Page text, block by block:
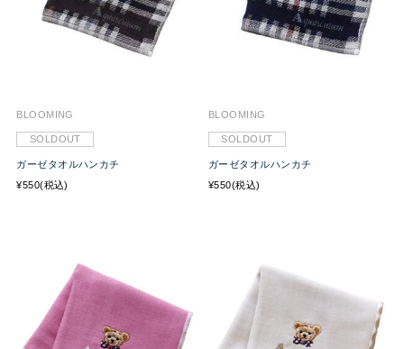
BLOOMING
SOLDOUT
ガーゼタオルハンカチ
¥550(税込)
BLOOMING
SOLDOUT
ガーゼタオルハンカチ
¥550(税込)